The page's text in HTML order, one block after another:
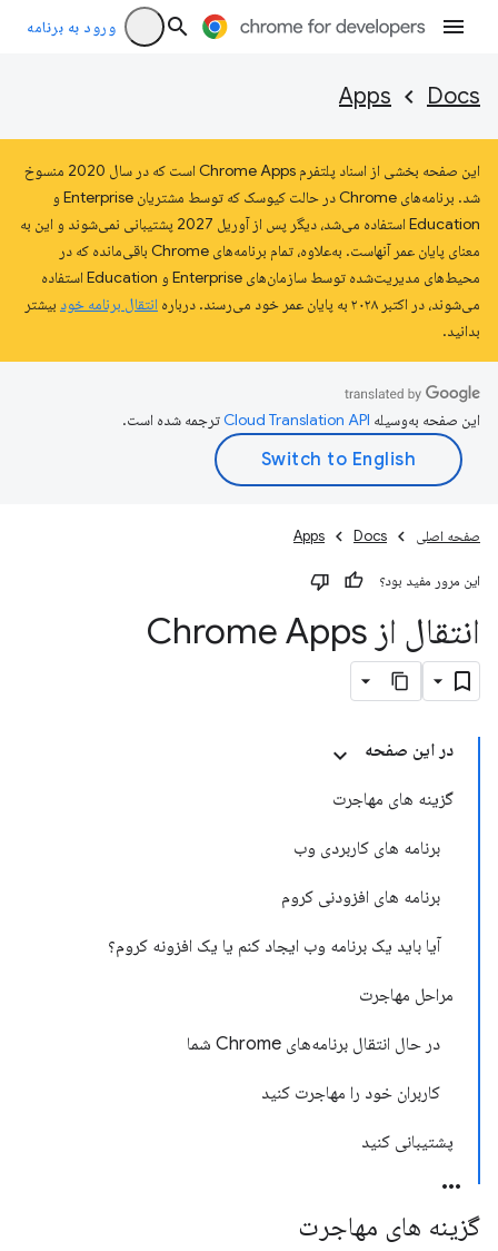
ورود به برنامه
Docs
Apps
این صفحه بخشی از اسناد پلتفرم Chrome Apps است که در سال 2020 منسوخ
شد. برنامه‌های Chrome در حالت کیوسک که توسط مشتریان Enterprise و
Education استفاده می‌شد، دیگر پس از آوریل 2027 پشتیبانی نمی‌شوند و این به
معنای پایان عمر آنهاست. به‌علاوه، تمام برنامه‌های Chrome باقی‌مانده که در
محیط‌های مدیریت‌شده توسط سازمان‌های Enterprise و Education استفاده
می‌شوند، در اکتبر ۲۰۲۸ به پایان عمر خود می‌رسند. درباره
انتقال برنامه خود بیشتر
بدانید.
این صفحه به‌وسیله ترجمه شده است.
صفحه اصلی Docs
Apps
این مرور مفید بود؟
انتقال از Chrome Apps
در این صفحه
گزینه های مهاجرت
برنامه های کاربردی وب
برنامه های افزودنی کروم
آیا باید یک برنامه وب ایجاد کنم یا یک افزونه کروم؟
مراحل مهاجرت
در حال انتقال برنامه‌های Chrome شما
کاربران خود را مهاجرت کنید
پشتیبانی کنید
گزینه های مهاجرت